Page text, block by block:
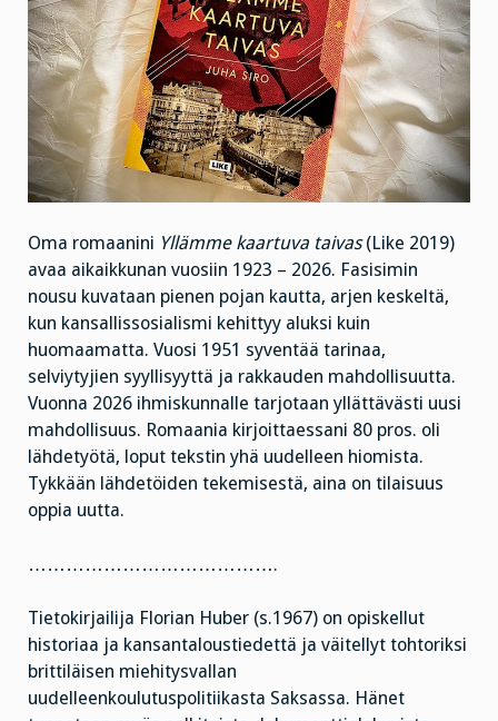
Oma romaanini Yllämme kaartuva taivas(Like 2019)
avaa aikaikkunan vuosiin 1923 – 2026. Fasisimin
nousu kuvataan pienen pojan kautta, arjen keskeltä,
kun kansallissosialismi kehittyy aluksi kuin
huomaamatta. Vuosi 1951 syventää tarinaa,
selviytyjien syyllisyyttä ja rakkauden mahdollisuutta.
Vuonna 2026 ihmiskunnalle tarjotaan yllättävästi uusi
mahdollisuus. Romaania kirjoittaessani 80 pros. oli
lähdetyötä, loput tekstin yhä uudelleen hiomista.
Tykkään lähdetöiden tekemisestä, aina on tilaisuus
oppia uutta.
………………………………….
Tietokirjailija Florian Huber (s.1967) on opiskellut
historiaa ja kansantaloustiedettä ja väitellyt tohtoriksi
brittiläisen miehitysvallan
uudelleenkoulutuspolitiikasta Saksassa. Hänet